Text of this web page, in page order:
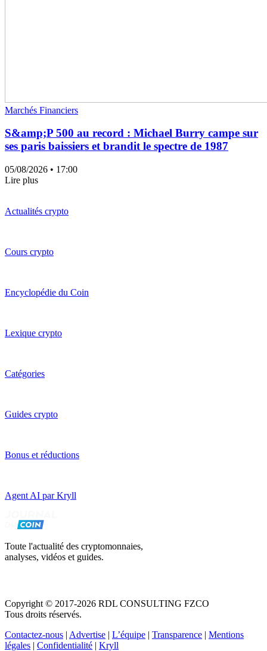
Marchés Financiers
S&amp;P 500 au record : Michael Burry campe sur
ses paris baissiers et brandit le spectre de 1987
05/08/2026 • 17:00
Lire plus
Actualités crypto
Cours crypto
Encyclopédie du Coin
Lexique crypto
Catégories
Guides crypto
Bonus et réductions
Agent AI par Kryll
Toute l'actualité des cryptomonnaies,
analyses, vidéos et guides.
Copyright © 2017-2026 RDL CONSULTING FZCO
Tous droits réservés.
Contactez-nous | Advertise | L’équipe | Transparence | Mentions
légales | Confidentialité | Kryll